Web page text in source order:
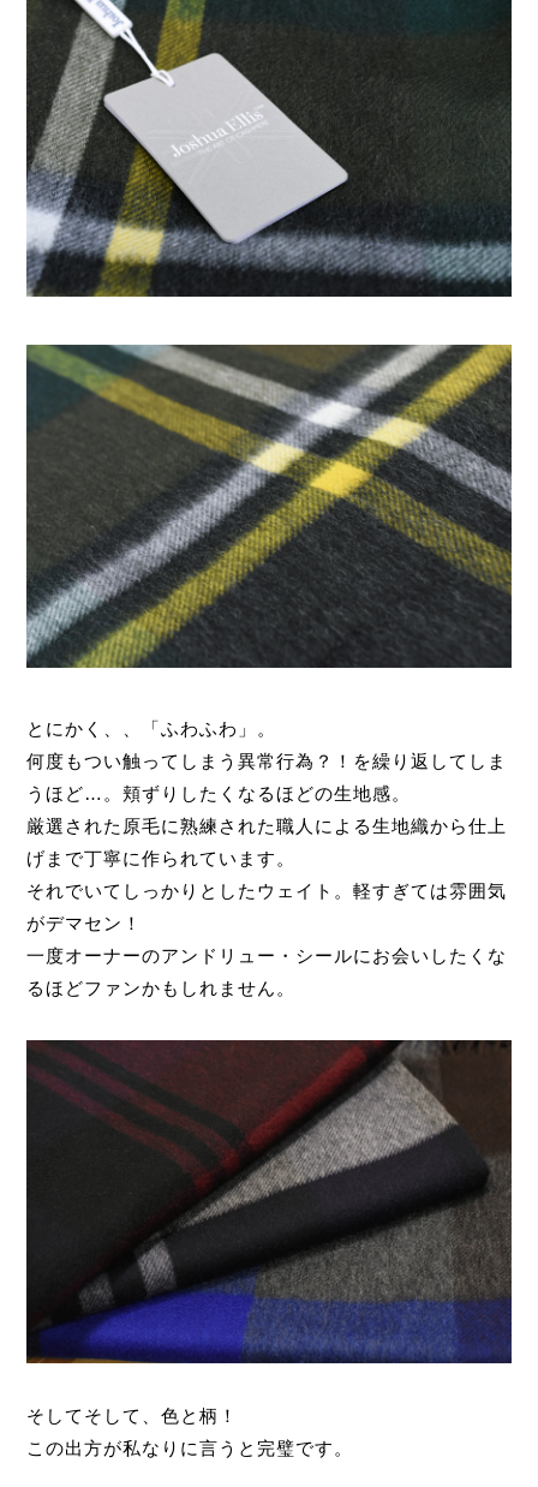
とにかく、、「ふわふわ」。
何度もつい触ってしまう異常行為？！を繰り返してしま
うほど…。頬ずりしたくなるほどの生地感。
厳選された原毛に熟練された職人による生地織から仕上
げまで丁寧に作られています。
それでいてしっかりとしたウェイト。軽すぎては雰囲気
がデマセン！
一度オーナーのアンドリュー・シールにお会いしたくな
るほどファンかもしれません。
そしてそして、色と柄！
この出方が私なりに言うと完璧です。